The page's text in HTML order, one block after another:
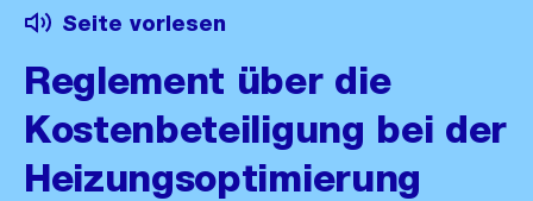
Seite vorlesen
Reglement über die
Kostenbeteiligung bei der
Heizungsoptimierung